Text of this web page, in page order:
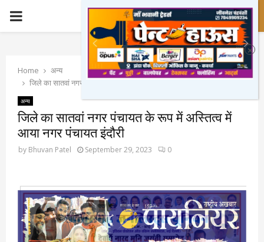
PRIMARY
Home
अन्य
जिले का सातवां नगर पंचायत के रूप में अस्तित्व में आया नगर पंचायत इंदौरी
अन्य
जिले का सातवां नगर पंचायत के रूप में अस्तित्व में
आया नगर पंचायत इंदौरी
by Bhuvan Patel September 29, 2023 0